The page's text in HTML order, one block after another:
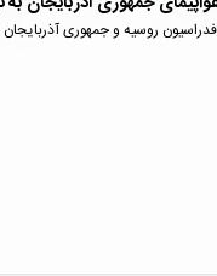
فدراسیون روسیه و جمهوری